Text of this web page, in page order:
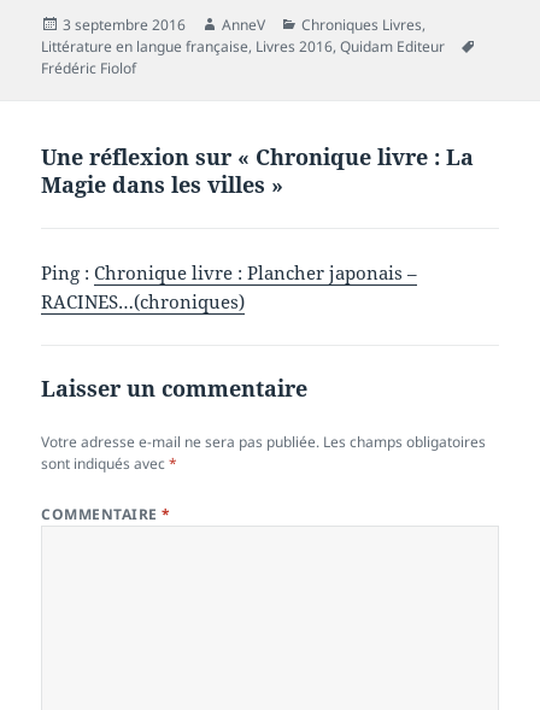
Publié
le
3 septembre 2016 Auteur
AnneV Catégories
Chroniques Livres,
Littérature en langue française, Livres 2016,Quidam Editeur
Frédéric Fiolof
Une réflexion sur « Chronique livre : La
Magie dans les villes »
Ping :Chronique livre : Plancher japonais –
RACINES…(chroniques)
Laisser un commentaire
Votre adresse e-mail ne sera pas publiée. Les champs obligatoires
sont indiqués avec*
COMMENTAIRE*